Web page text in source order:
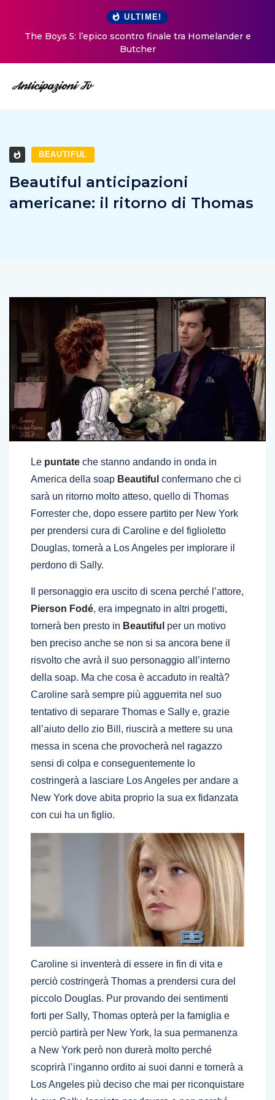
ULTIME!
The Boys 5: l’epico scontro finale tra Homelander e
Butcher
BEAUTIFUL
Beautiful anticipazioni
americane: il ritorno di Thomas
Le puntate che stanno andando in onda in
America della soap Beautiful confermano che ci
sarà un ritorno molto atteso, quello di Thomas
Forrester che, dopo essere partito per New York
per prendersi cura di Caroline e del figlioletto
Douglas, tornerà a Los Angeles per implorare il
perdono di Sally.
Il personaggio era uscito di scena perché l’attore,
Pierson Fodé, era impegnato in altri progetti,
tornerà ben presto in Beautiful per un motivo
ben preciso anche se non si sa ancora bene il
risvolto che avrà il suo personaggio all’interno
della soap. Ma che cosa è accaduto in realtà?
Caroline sarà sempre più agguerrita nel suo
tentativo di separare Thomas e Sally e, grazie
all’aiuto dello zio Bill, riuscirà a mettere su una
messa in scena che provocherà nel ragazzo
sensi di colpa e conseguentemente lo
costringerà a lasciare Los Angeles per andare a
New York dove abita proprio la sua ex fidanzata
con cui ha un figlio.
Caroline si inventerà di essere in fin di vita e
perciò costringerà Thomas a prendersi cura del
piccolo Douglas. Pur provando dei sentimenti
forti per Sally, Thomas opterà per la famiglia e
perciò partirà per New York, la sua permanenza
a New York però non durerà molto perché
scoprirà l’inganno ordito ai suoi danni e tornerà a
Los Angeles più deciso che mai per riconquistare